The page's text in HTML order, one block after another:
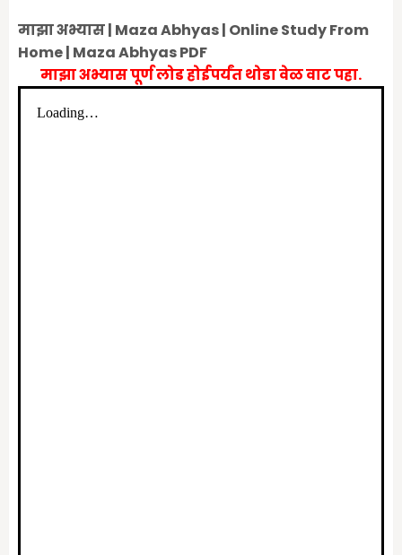
माझा अभ्यास | Maza Abhyas | Online Study From
Home | Maza Abhyas PDF
माझा अभ्यास पूर्ण लोड होईपर्यंत थोडा वेळ वाट पहा.